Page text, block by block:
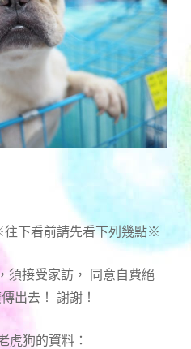
往下看前請先看下列幾點※
須接受家訪， 同意自費絕
出去！ 謝謝！
虎狗的資料：